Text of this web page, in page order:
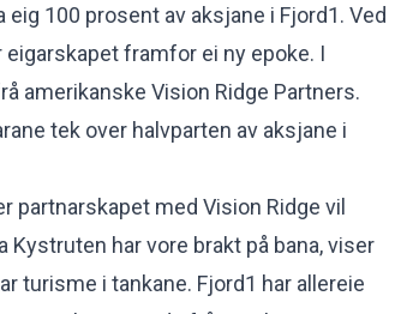
eig 100 prosent av aksjane i Fjord1. Ved
framfor ei ny epoke. I
amerikanske Vision Ridge Partners.
tek over halvparten av aksjane i
partnarskapet med Vision Ridge vil
Kystruten har vore brakt på bana, viser
turisme i tankane. Fjord1 har allereie